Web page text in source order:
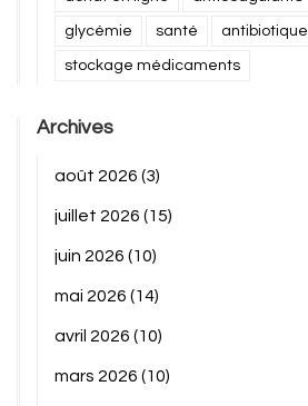
glycémie santé antibiotique
stockage médicaments
Archives
août 2026 (3)
juillet 2026 (15)
juin 2026 (10)
mai 2026 (14)
avril 2026 (10)
mars 2026 (10)